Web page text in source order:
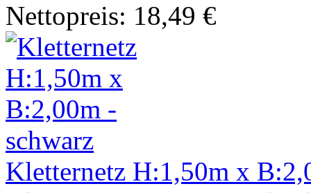
Nettopreis: 18,49 €
Kletternetz H:1,50m x